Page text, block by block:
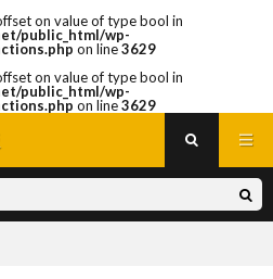
on value of type bool in
public_html/wp-
on line3629
on value of type bool in
public_html/wp-
on line3629